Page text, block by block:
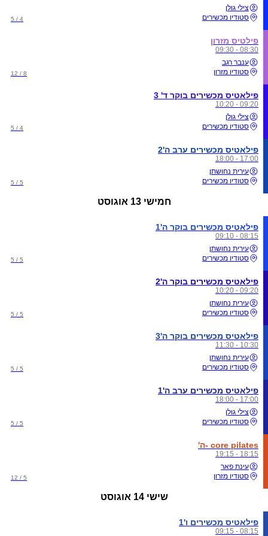
צילי גולן
סטודיו מכשירים
4 / 5
פילטיס מזרון
08:30 - 09:30
ענבר רגב
סטודיו מזרון
8 / 12
פילאטיס מכשירים בוקר ד' 3
09:20 - 10:20
צילי גולן
סטודיו מכשירים
4 / 5
פילאטיס מכשירים ערב ה'2
17:00 - 18:00
עירית נחושתן
סטודיו מכשירים
5 / 5
חמישי 13 אוגוסט
פילאטיס מכשירים בוקר ה'1
08:15 - 09:10
עירית נחושתן
סטודיו מכשירים
5 / 5
פילאטיס מכשירים בוקר ה'2
09:20 - 10:20
עירית נחושתן
סטודיו מכשירים
5 / 5
פילאטיס מכשירים בוקר ה'3
10:30 - 11:30
עירית נחושתן
סטודיו מכשירים
5 / 5
פילאטיס מכשירים ערב ה'1
17:00 - 18:00
צילי גולן
סטודיו מכשירים
5 / 5
core pilates -ה'
18:15 - 19:15
עינת פאר
סטודיו מזרון
5 / 12
שישי 14 אוגוסט
פילאטיס מכשירים ו'1
08:15 - 09:15